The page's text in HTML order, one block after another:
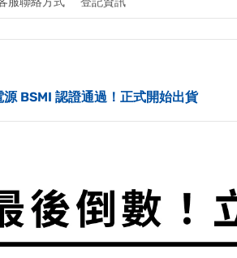
BSMI 認證通過！正式開始出貨